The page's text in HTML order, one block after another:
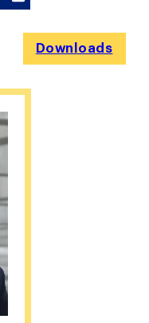
Downloads